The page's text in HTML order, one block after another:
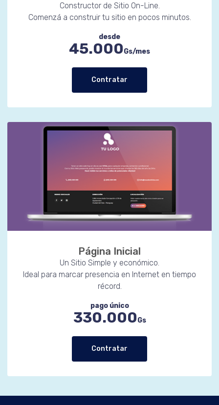
Constructor de Sitio On-Line.
Comenzá a construir tu sitio en pocos minutos.
desde
45.000Gs/mes
Contratar
Página Inicial
Un Sitio Simple y económico.
Ideal para marcar presencia en Internet en tiempo
récord.
pago único
330.000Gs
Contratar